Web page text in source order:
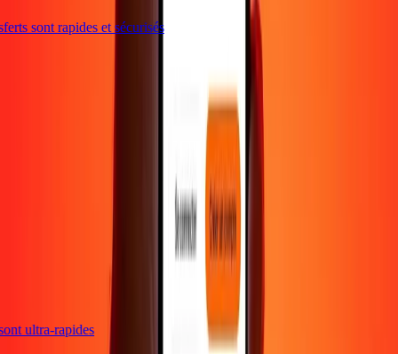
sont rapides et sécurisés
ultra-rapides